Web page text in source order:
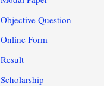
Objective Question
Online Form
Result
Scholarship